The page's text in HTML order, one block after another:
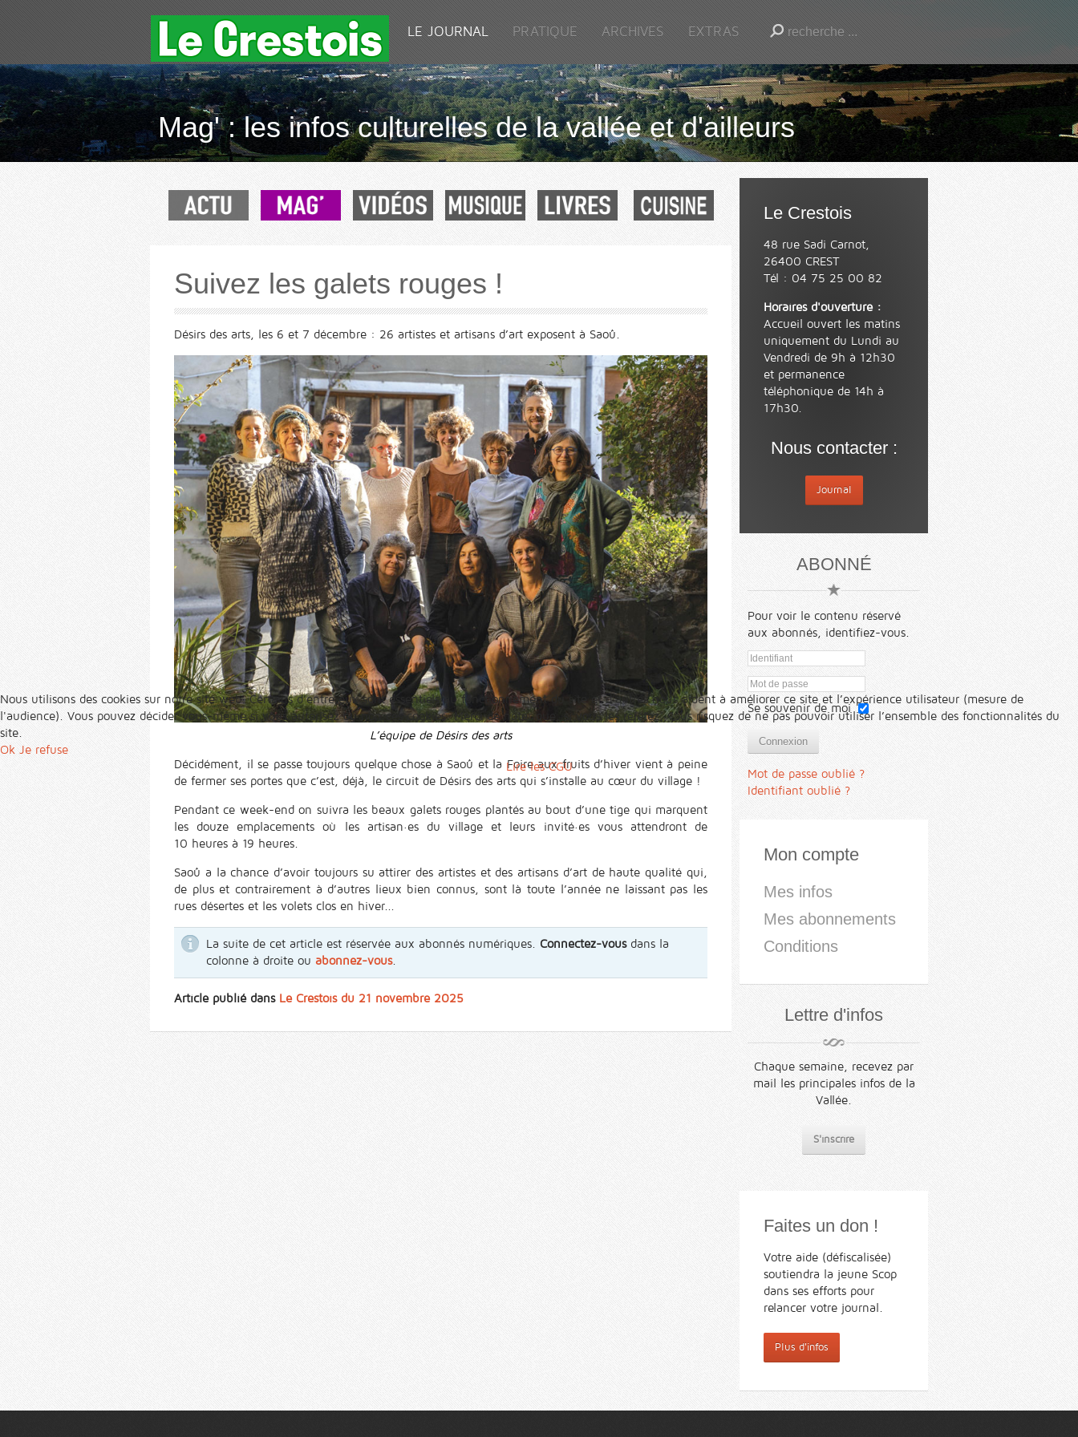
LE JOURNAL PRATIQUE ARCHIVES EXTRAS
Mag' : les infos culturelles de la vallée et d'ailleurs
Suivez les galets rouges !
Désirs des arts, les 6 et 7 décembre : 26 artistes et artisans d’art exposent à Saoû.
L’équipe de Désirs des arts
Décidément, il se passe toujours quelque chose à Saoû et la Foire aux fruits d’hiver vient à peine
de fermer ses portes que c’est, déjà, le circuit de Désirs des arts qui s’installe au cœur du village !
Pendant ce week-end on suivra les beaux galets rouges plantés au bout d’une tige qui marquent
les douze emplacements où les artisan·es du village et leurs invité·es vous attendront de
10 heures à 19 heures.
Saoû a la chance d’avoir toujours su attirer des artistes et des artisans d’art de haute qualité qui,
de plus et contrairement à d’autres lieux bien connus, sont là toute l’année ne laissant pas les
rues désertes et les volets clos en hiver...
La suite de cet article est réservée aux abonnés numériques. Connectez-vousdans la
colonne à droite ou abonnez-vous.
Article publié dans Le Crestois du 21 novembre 2025
Le Crestois
48 rue Sadi Carnot,
26400 CREST
Tél : 04 75 25 00 82
Horaires d'ouverture :
Accueil ouvert les matins
uniquement du Lundi au
Vendredi de 9h à 12h30
et permanence
téléphonique de 14h à
17h30.
Nous contacter :
Journal
ABONNÉ
Pour voir le contenu réservé
aux abonnés, identifiez-vous.
Se souvenir de moi
Connexion
Mot de passe oublié ?
Identifiant oublié ?
Mon compte
Mes infos
Mes abonnements
Conditions
Lettre d'infos
Chaque semaine, recevez par
mail les principales infos de la
Vallée.
S'inscrire
Faites un don !
Votre aide (défiscalisée)
soutiendra la jeune Scop
dans ses efforts pour
relancer votre journal.
Plus d'infos
Nous utilisons des cookies sur notre site web. Certains d’entre eux sont essentiels au fonctionnement du site et d’autres nous aident à améliorer ce site et l’expérience utilisateur (mesure de
l'audience). Vous pouvez décider vous-même si vous autorisez ou non ces cookies. Merci de noter que, si vous les rejetez, vous risquez de ne pas pouvoir utiliser l’ensemble des fonctionnalités du
site.
Ok Je refuse
Lire les CGU